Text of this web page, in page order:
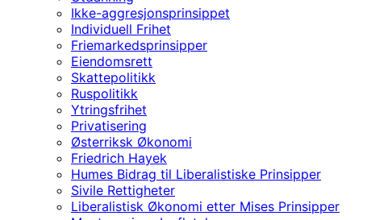
Ikke-aggresjonsprinsippet
Individuell Frihet
Friemarkedsprinsipper
Eiendomsrett
Skattepolitikk
Ruspolitikk
Ytringsfrihet
Privatisering
Østerriksk Økonomi
Friedrich Hayek
Humes Bidrag til Liberalistiske Prinsipper
Sivile Rettigheter
Liberalistisk Økonomi etter Mises Prinsipper